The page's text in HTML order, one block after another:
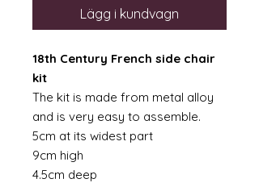
Lägg i kundvagn
18th Century French side chair
kit
The kit is made from metal alloy
and is very easy to assemble.
5cm at its widest part
9cm high
4.5cm deep